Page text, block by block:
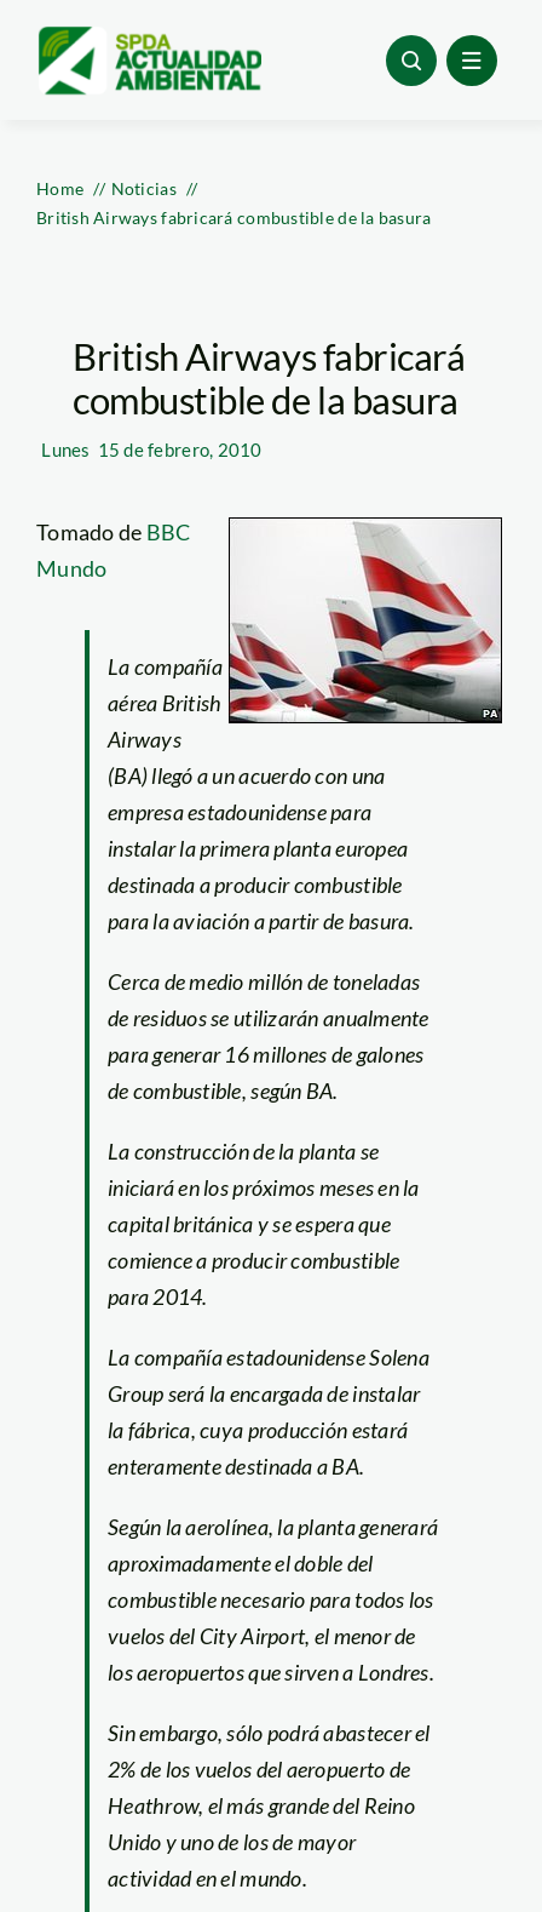
content
Home
Noticias
British Airways fabricará combustible de la basura
British Airways fabricará
combustible de la basura
Lunes 15 de febrero, 2010
Tomado de BBC
Mundo
La compañía
aérea British
Airways
(BA) llegó a un acuerdo con una
empresa estadounidense para
instalar la primera planta europea
destinada a producir combustible
para la aviación a partir de basura.
Cerca de medio millón de toneladas
de residuos se utilizarán anualmente
para generar 16 millones de galones
de combustible, según BA.
La construcción de la planta se
iniciará en los próximos meses en la
capital británica y se espera que
comience a producir combustible
para 2014.
La compañía estadounidense Solena
Group será la encargada de instalar
la fábrica, cuya producción estará
enteramente destinada a BA.
Según la aerolínea, la planta generará
aproximadamente el doble del
combustible necesario para todos los
vuelos del City Airport, el menor de
los aeropuertos que sirven a Londres.
Sin embargo, sólo podrá abastecer el
2% de los vuelos del aeropuerto de
Heathrow, el más grande del Reino
Unido y uno de los de mayor
actividad en el mundo.